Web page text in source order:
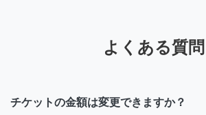
よくある質問
チケットの金額は変更できますか？